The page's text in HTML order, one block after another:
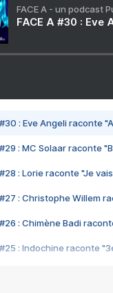
FACE A - un podcast
FACE A #30 :
#30 : Eve Angeli raconte
#29 : MC Solaar raconte
#28 : Lorie raconte "Je
#27 : Christophe Willem
#26 : Chimène Badi
#25 : Indochine raconte